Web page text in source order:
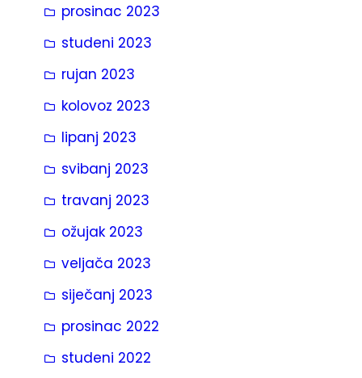
prosinac 2023
studeni 2023
rujan 2023
kolovoz 2023
lipanj 2023
svibanj 2023
travanj 2023
ožujak 2023
veljača 2023
siječanj 2023
prosinac 2022
studeni 2022